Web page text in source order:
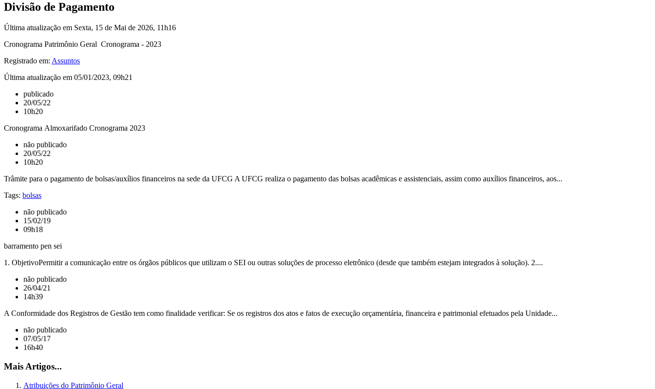
Divisão de Pagamento
Última atualização em Sexta, 15 de Mai de 2026, 11h16
Cronograma Patrimônio Geral Cronograma - 2023
Registrado em: Assuntos
Última atualização em 05/01/2023, 09h21
publicado
20/05/22
10h20
Cronograma Almoxarifado Cronograma 2023
não publicado
20/05/22
10h20
Trâmite para o pagamento de bolsas/auxílios financeiros na sede da UFCG A UFCG realiza o pagamento das bolsas acadêmicas e assistenciais, assim como auxílios financeiros, aos...
Tags: bolsas
não publicado
15/02/19
09h18
barramento pen sei
1. ObjetivoPermitir a comunicação entre os órgãos públicos que utilizam o SEI ou outras soluções de processo eletrônico (desde que também estejam integrados à solução). 2....
não publicado
26/04/21
14h39
A Conformidade dos Registros de Gestão tem como finalidade verificar: Se os registros dos atos e fatos de execução orçamentária, financeira e patrimonial efetuados pela Unidade...
não publicado
07/05/17
16h40
Mais Artigos...
Atribuições do Patrimônio Geral